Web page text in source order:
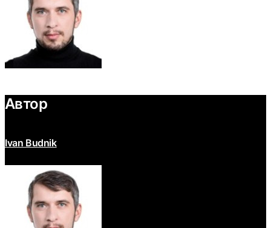
Автор
Ivan Budnik